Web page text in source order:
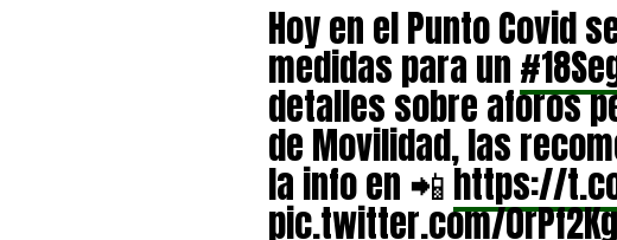
Hoy en el Punto Covid
medidas para un
detalles sobre aforos
de Movilidad, las
la info en📲https://
pic.twitter.com/